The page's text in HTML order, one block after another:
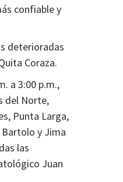
confiable y
deterioradas
Coraza.
a 3:00 p.m.,
del Norte,
Punta Larga,
Bartolo y Jima
las
Juan